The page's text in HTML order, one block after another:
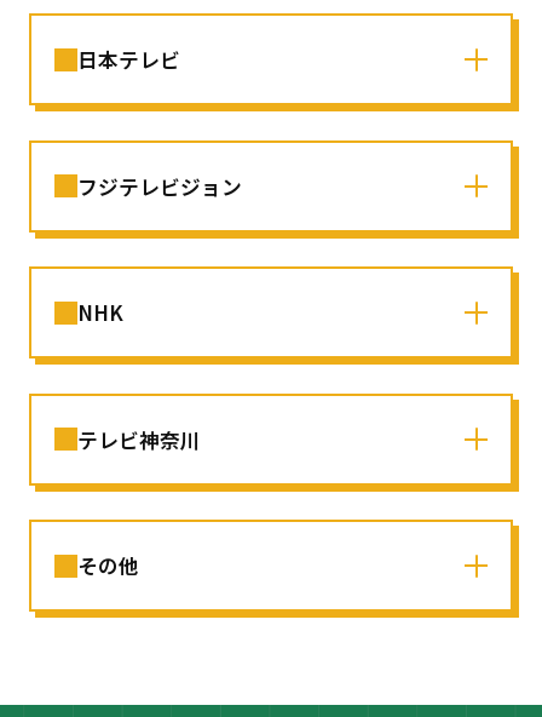
日本テレビ
フジテレビジョン
NHK
テレビ神奈川
その他